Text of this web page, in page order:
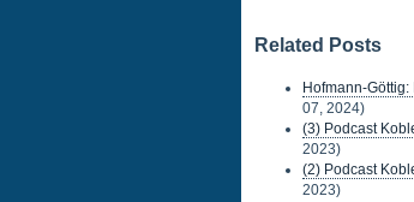
Related Posts
Hofmann-
07, 2024)
(3) Podcast
2023)
(2) Podcast
2023)